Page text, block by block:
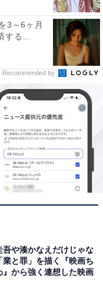
景観を持つと思う都道
「北海道」、1位は？
3～6ヶ月
する...
Recommended by
吾や湊かなえだけじゃな
業と罪」を描く『映画ち
』から強く連想した映画